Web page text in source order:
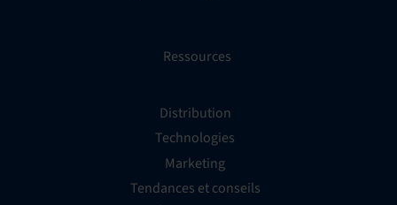
Ressources
Distribution
Technologies
Marketing
Tendances et conseils